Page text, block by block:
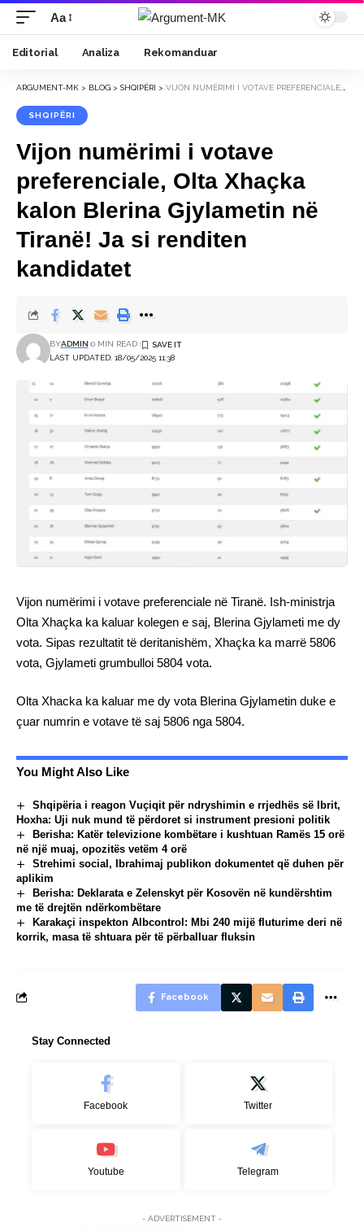
Font
Resizer
Aa
Editorial Analiza Rekomanduar
ARGUMENT-MK > BLOG > SHQIPËRI > VIJON NUMËRIMI I VOTAVE PREFERENCIALE, OLTA XHAÇKA KALON BLERINA GJYLAMETIN NË TIRANË! JA SI RENDITEN KANDIDATET
SHQIPËRI
Vijon numërimi i votave
preferenciale, Olta Xhaçka
kalon Blerina Gjylametin në
Tiranë! Ja si renditen
kandidatet
LAST UPDATED: 18/05/2025 11:38
BYADMIN 0 MIN READ
Vijon numërimi i votave preferenciale në Tiranë. Ish-ministrja
Olta Xhaçka ka kaluar kolegen e saj, Blerina Gjylameti me dy
vota. Sipas rezultatit të deritanishëm, Xhaçka ka marrë 5806
vota, Gjylameti grumbulloi 5804 vota.
Olta Xhacka ka kaluar me dy vota Blerina Gjylametin duke e
çuar numrin e votave të saj 5806 nga 5804.
You Might Also Like
Shqipëria i reagon Vuçiqit për ndryshimin e rrjedhës së Ibrit,
Hoxha: Uji nuk mund të përdoret si instrument presioni politik
Berisha: Katër televizione kombëtare i kushtuan Ramës 15 orë
në një muaj, opozitës vetëm 4 orë
Strehimi social, Ibrahimaj publikon dokumentet që duhen për
aplikim
Berisha: Deklarata e Zelenskyt për Kosovën në kundërshtim
me të drejtën ndërkombëtare
Karakaçi inspekton Albcontrol: Mbi 240 mijë fluturime deri në
korrik, masa të shtuara për të përballuar fluksin
Facebook
Stay Connected
Facebook Twitter
Youtube Telegram
- ADVERTISEMENT -